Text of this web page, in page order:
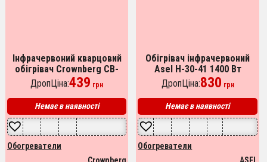
Інфрачервоний кварцовий
обігрівач Crownberg CB-
7745, енергозберігаючий
кварцовий обігрівач
ДропЦіна:439 грн
Немає в наявності
Обогреватели
Обігрівач інфрачервоний
Asel H-30-41 1400 Вт
ДропЦіна:830 грн
Немає в наявності
Обогреватели